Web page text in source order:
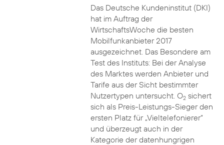
Das Deutsche Kundeninstitut (DKI)
hat im Auftrag der
WirtschaftsWoche die besten
Mobilfunkanbieter 2017
ausgezeichnet. Das Besondere am
Test des Instituts: Bei der Analyse
des Marktes werden Anbieter und
Tarife aus der Sicht bestimmter
Nutzertypen untersucht. O2sichert
sich als Preis-Leistungs-Sieger den
ersten Platz für „Vieltelefonierer“
und überzeugt auch in der
Kategorie der datenhungrigen